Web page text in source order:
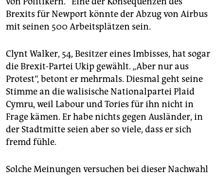
Brexits für Newport könnte der Abzug von Airbus
mit seinen 500 Arbeitsplätzen sein.
Clynt Walker, 54, Besitzer eines Imbisses, hat sogar
die Brexit-Partei Ukip gewählt. „Aber nur aus
Protest“, betont er mehrmals. Diesmal geht seine
Stimme an die walisische Nationalpartei Plaid
Cymru, weil Labour und Tories für ihn nicht in
Frage kämen. Er habe nichts gegen Ausländer, in
der Stadtmitte seien aber so viele, dass er sich
fremd fühle.
Solche Meinungen versuchen bei dieser Nachwahl